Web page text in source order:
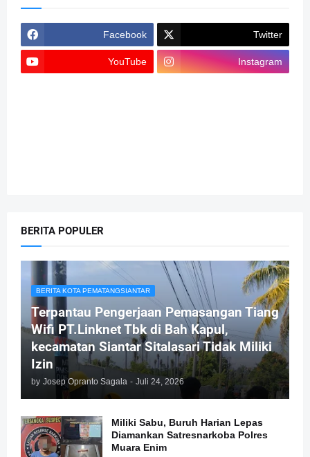
Facebook Twitter
YouTube Instagram
BERITA POPULER
BERITA KOTA PEMATANGSIANTAR
Terpantau Pengerjaan Pemasangan Tiang
Wifi PT.Linknet Tbk di Bah Kapul,
kecamatan Siantar Sitalasari Tidak Miliki
Izin
by Josep Opranto Sagala - Juli 24, 2026
Miliki Sabu, Buruh Harian Lepas
Diamankan Satresnarkoba Polres
Muara Enim